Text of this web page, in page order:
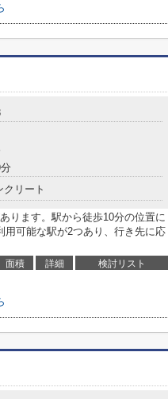
クリート
ります。駅から徒歩10分の位置に
可能な駅が2つあり、行き先に応
面積 詳細 検討リスト